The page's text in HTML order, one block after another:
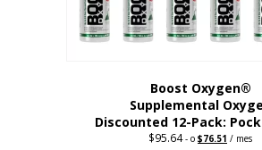
página
del
producto
Boost Oxygen®
Supplemental
Discounted 12-Pack:
$95.64 - o Precio
$76.51 El
/ mes